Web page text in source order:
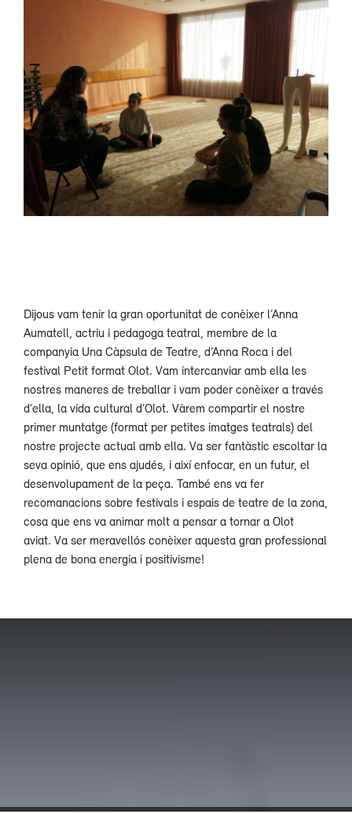
Dijous vam tenir la gran oportunitat de conèixer l’Anna
Aumatell, actriu i pedagoga teatral, membre de la
companyia Una Càpsula de Teatre, d’Anna Roca i del
festival Petit format Olot. Vam intercanviar amb ella les
nostres maneres de treballar i vam poder conèixer a través
d’ella, la vida cultural d’Olot. Vàrem compartir el nostre
primer muntatge (format per petites imatges teatrals) del
nostre projecte actual amb ella. Va ser fantàstic escoltar la
seva opinió, que ens ajudés, i així enfocar, en un futur, el
desenvolupament de la peça. També ens va fer
recomanacions sobre festivals i espais de teatre de la zona,
cosa que ens va animar molt a pensar a tornar a Olot
aviat. Va ser meravellós conèixer aquesta gran professional
plena de bona energia i positivisme!